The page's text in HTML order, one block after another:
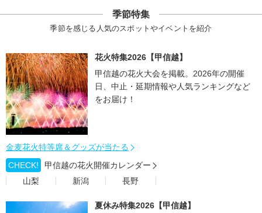
季節特集
季節を感じる人気のスポットやイベントを紹介
花火特集2026【甲信越】
甲信越の花火大会を掲載。2026年の開催
日、中止・延期情報や人気ランキングなど
をお届け！
金麦花火特等席＆グッズが当たる
CHECK!
甲信越の花火開催カレンダー
山梨
新潟 長野
夏休み特集2026【甲信越】